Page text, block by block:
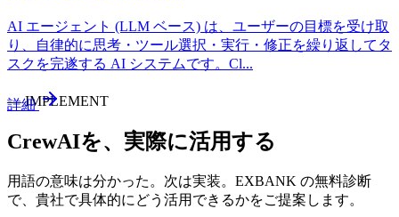
AI エージェント (LLM ベース) は、ユーザーの目標を受け取
り、自律的に思考・ツール選択・実行・修正を繰り返してタ
スクを完遂する AI システムです。Cl...
詳細
—IMPLEMENT
CrewAIを、実際に活用する
用語の意味は分かった。次は実装。EXBANK の無料診断
で、貴社で具体的にどう活用できるかをご提案します。